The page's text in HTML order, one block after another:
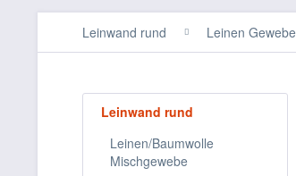
Leinwand rund Leinen Gewebe
Leinwand rund
Leinen/Baumwolle
Mischgewebe